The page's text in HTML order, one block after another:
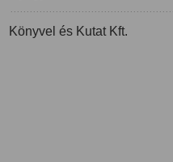
Könyvel és Kutat Kft.